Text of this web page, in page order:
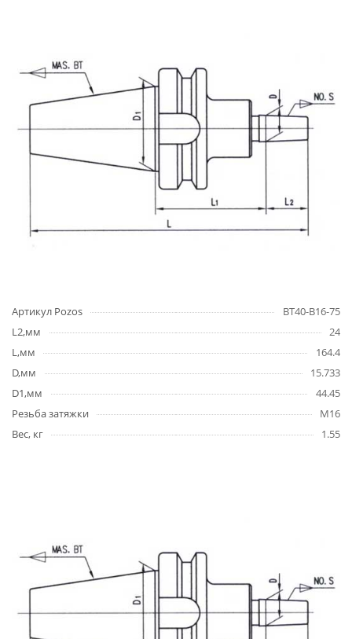
Артикул Pozos
BT40-B16-75
L2,мм
24
L,мм
164.4
D,мм
15.733
D1,мм
44.45
Резьба затяжки
M16
Вес, кг
1.55